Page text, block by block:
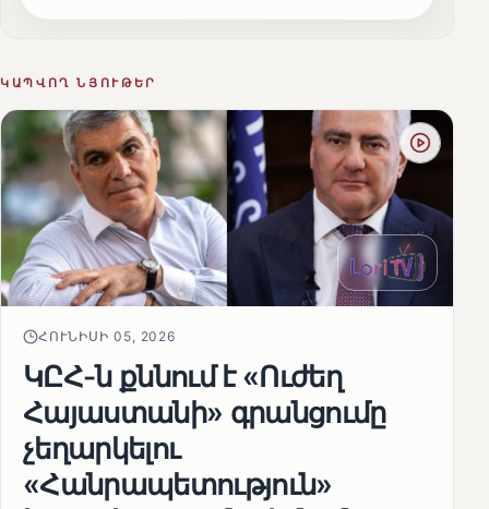
ԿԱՊՎՈՂ ՆՅՈՒԹԵՐ
ՀՈՒՆԻՍԻ 05, 2026
ԿԸՀ-ն քննում է «Ուժեղ
Հայաստանի» գրանցումը
չեղարկելու
«Հանրապետություն»